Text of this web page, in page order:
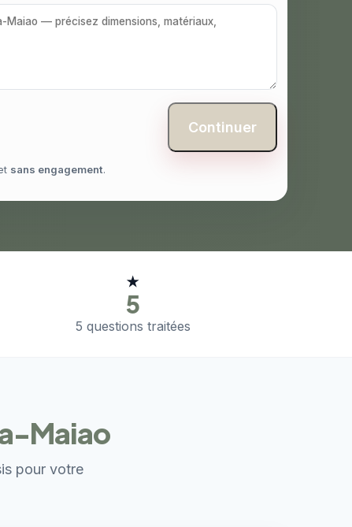
Continuer
sans engagement.
★
5
5 questions traitées
Maiao
pour votre